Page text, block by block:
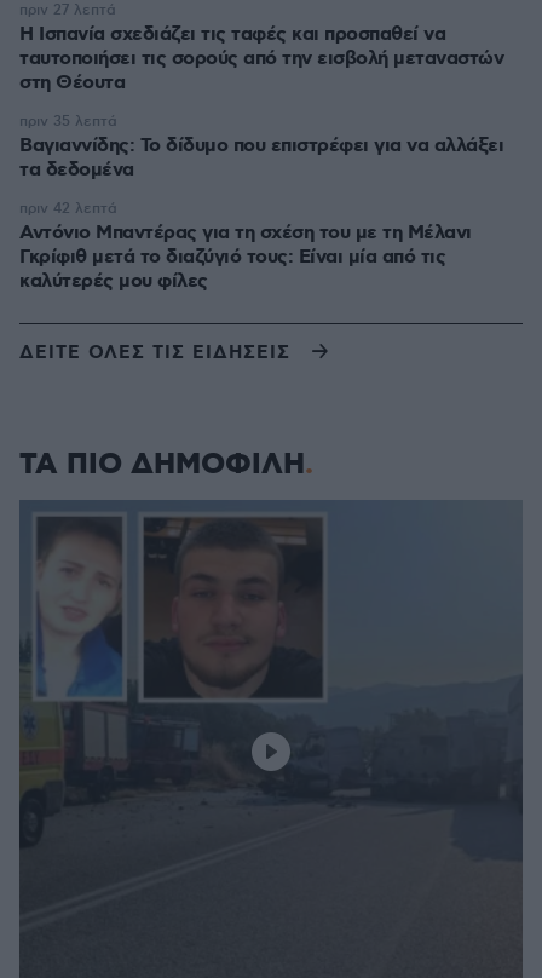
Η Ισπανία σχεδιάζει τις ταφές και προσπαθεί να
ταυτοποιήσει τις σορούς από την εισβολή μεταναστών
στη Θέουτα
πριν 27 λεπτά
Βαγιαννίδης: Το δίδυμο που επιστρέφει για να αλλάξει
τα δεδομένα
πριν 35 λεπτά
Αντόνιο Μπαντέρας για τη σχέση του με τη Μέλανι
Γκρίφιθ μετά το διαζύγιό τους: Είναι μία από τις
καλύτερές μου φίλες
πριν 42 λεπτά
ΔΕΙΤΕ ΟΛΕΣ ΤΙΣ ΕΙΔΗΣΕΙΣ
ΤΑ ΠΙΟ ΔΗΜΟΦΙΛΗ